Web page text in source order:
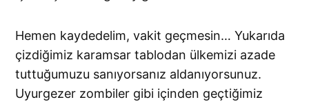
Hemen kaydedelim, vakit geçmesin… Yukarıda
çizdiğimiz karamsar tablodan ülkemizi azade
tuttuğumuzu sanıyorsanız aldanıyorsunuz.
Uyurgezer zombiler gibi içinden geçtiğimiz